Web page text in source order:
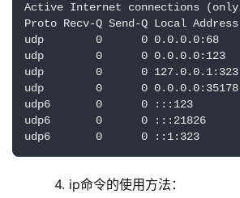
Active Internet connections
Proto Recv-Q Send-Q Local
udp        0      0
udp        0      0
udp        0      0
udp        0      0
udp6       0
udp6       0
udp6       0      0 ::1:323
4. ip命令的使用方法：